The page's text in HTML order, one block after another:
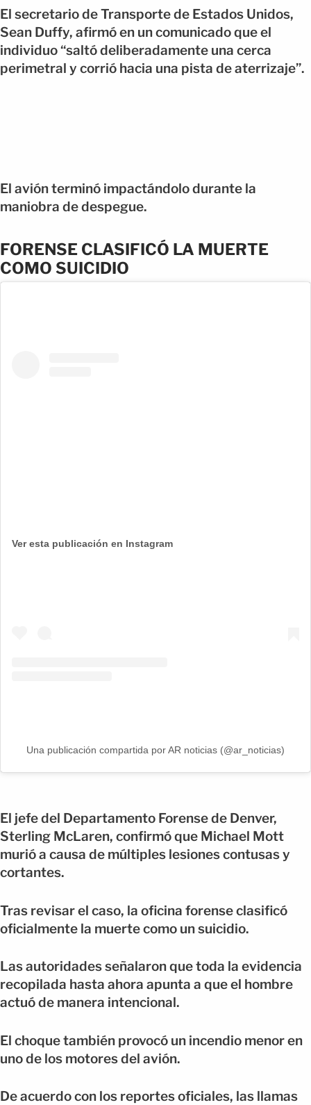
El secretario de Transporte de Estados Unidos,
Sean Duffy, afirmó en un comunicado que el
individuo “saltó deliberadamente una cerca
perimetral y corrió hacia una pista de aterrizaje”.
El avión terminó impactándolo durante la
maniobra de despegue.
FORENSE CLASIFICÓ LA MUERTE
COMO SUICIDIO
Ver esta publicación en Instagram
Una publicación compartida por AR noticias (@ar_noticias)
El jefe del Departamento Forense de Denver,
Sterling McLaren, confirmó que Michael Mott
murió a causa de múltiples lesiones contusas y
cortantes.
Tras revisar el caso, la oficina forense clasificó
oficialmente la muerte como un suicidio.
Las autoridades señalaron que toda la evidencia
recopilada hasta ahora apunta a que el hombre
actuó de manera intencional.
El choque también provocó un incendio menor en
uno de los motores del avión.
De acuerdo con los reportes oficiales, las llamas